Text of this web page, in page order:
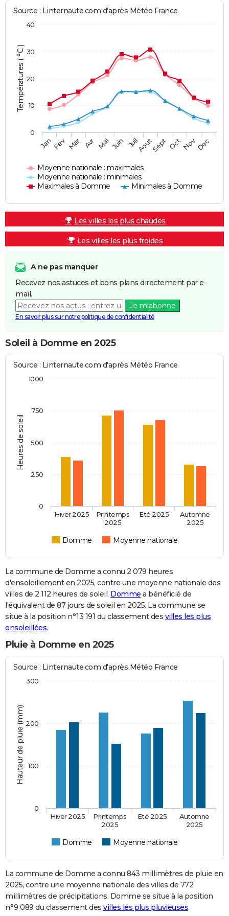
Températures ( °C )
Source : Linternaute.com d'après Météo France
Moyenne nationale : maximales
Moyenne nationale : minimales
Maximales à Domme
Minimales à Domme
JanFev Mar Avr Mai Juin JuilAoutSept OctNovDec
0
10
20
30
40
Les villes les plus chaudes
Les villes les plus froides
A ne pas manquer
Recevez nos astuces et bons plans directement par e-
mail.
Je m'abonne
En savoir plus sur notre politique de confidentialité
Soleil à Domme en 2025
Heures de soleil
Source : Linternaute.com d'après Météo France
Domme Moyenne nationale
Hiver 2025
Printemps
2025
Eté 2025
Automne
2025
0
250
500
750
1000
La commune de Domme a connu 2 079 heures
d'ensoleillement en 2025, contre une moyenne nationale des
villes de 2 112 heures de soleil. Domme a bénéficié de
l'équivalent de 87 jours de soleil en 2025. La commune se
situe à la position n°13 191 du classement des villes les plus
ensoleillées.
Pluie à Domme en 2025
Hauteur de pluie (mm)
Source : Linternaute.com d'après Météo France
Domme Moyenne nationale
Hiver 2025
Printemps
2025
Eté 2025
Automne
2025
0
100
200
300
La commune de Domme a connu 843 millimètres de pluie en
2025, contre une moyenne nationale des villes de 772
millimètres de précipitations. Domme se situe à la position
n°9 089 du classement des villes les plus pluvieuses.